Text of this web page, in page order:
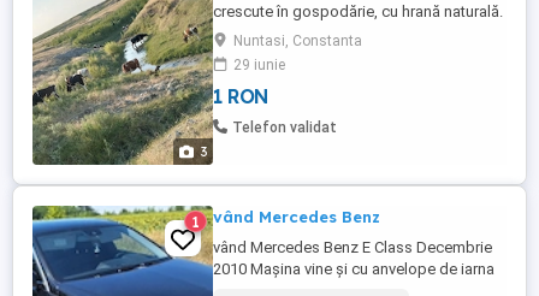
3
crescute în gospodărie, cu hrană naturală.
Sunt viguroase, potrivite pentru
reproducție sau îngrășat. Pentru mai multe
detalii despre vârstă, greutate și preț,
sunați în privat.
Nuntasi, Constanta
29 iunie
1 RON
Telefon validat
1 vând Mercedes Benz
vând Mercedes Benz E Class Decembrie
2010 Mașina vine și cu anvelope de iarna